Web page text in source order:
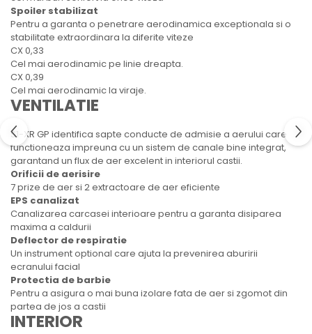
Spoiler stabilizat
Pentru a garanta o penetrare aerodinamica exceptionala si o
stabilitate extraordinara la diferite viteze
CX 0,33
Cel mai aerodinamic pe linie dreapta.
CX 0,39
Cel mai aerodinamic la viraje.
VENTILATIE
S1-XR GP identifica sapte conducte de admisie a aerului care
functioneaza impreuna cu un sistem de canale bine integrat,
garantand un flux de aer excelent in interiorul castii.
Orificii de aerisire
7 prize de aer si 2 extractoare de aer eficiente
EPS canalizat
Canalizarea carcasei interioare pentru a garanta disiparea
maxima a caldurii
Deflector de respiratie
Un instrument optional care ajuta la prevenirea aburirii
ecranului facial
Protectia de barbie
Pentru a asigura o mai buna izolare fata de aer si zgomot din
partea de jos a castii
INTERIOR